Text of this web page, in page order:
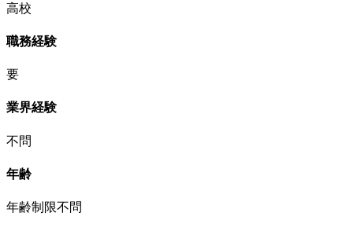
高校
職務経験
要
業界経験
不問
年齢
年齢制限不問